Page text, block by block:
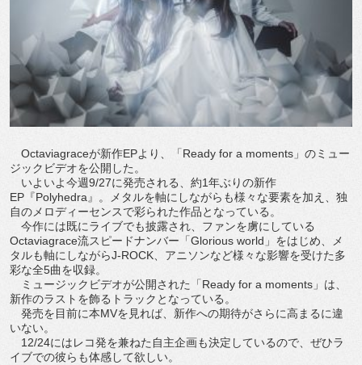
Octaviagraceが新作EPより、「Ready for a moments」のミュー
ジックビデオを公開した。
いよいよ今週9/27に発売される、約1年ぶりの新作
EP『Polyhedra』。メタルを軸にしながらも様々な要素を加え、独
自のメロディーセンスで彩られた作品となっている。
今作には既にライブでも披露され、ファンを虜にしている
Octaviagrace流スピードナンバー「Glorious world」をはじめ、メ
タルも軸にしながらJ-ROCK、アニソンなど様々な影響を受けた多
彩な全5曲を収録。
ミュージックビデオが公開された「Ready for a moments」は、
新作のラストを飾るトラックとなっている。
発売を目前に本MVを見れば、新作への期待がさらに高まるに違
いない。
12/24にはレコ発を兼ねた自主企画も決定しているので、ぜひラ
イブでの彼らも体感して欲しい。